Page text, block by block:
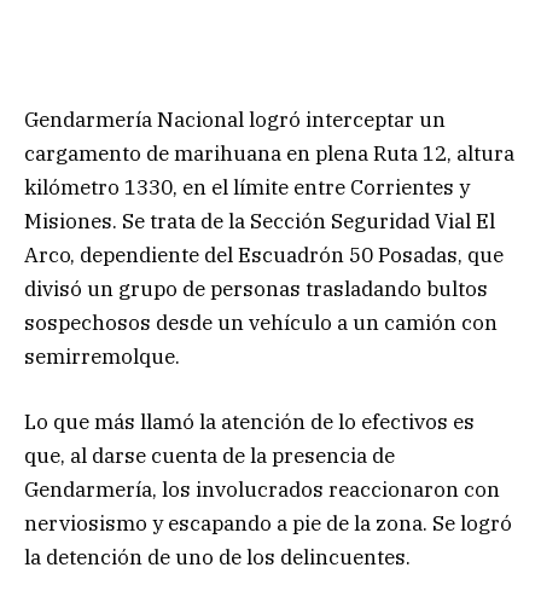
Gendarmería Nacional logró interceptar un
cargamento de marihuana en plena Ruta 12, altura
kilómetro 1330, en el límite entre Corrientes y
Misiones. Se trata de la Sección Seguridad Vial El
Arco, dependiente del Escuadrón 50 Posadas, que
divisó un grupo de personas trasladando bultos
sospechosos desde un vehículo a un camión con
semirremolque.
Lo que más llamó la atención de lo efectivos es
que, al darse cuenta de la presencia de
Gendarmería, los involucrados reaccionaron con
nerviosismo y escapando a pie de la zona. Se logró
la detención de uno de los delincuentes.